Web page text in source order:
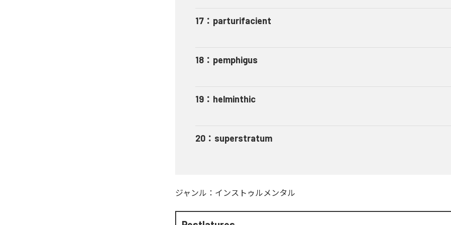
17 ： parturifacient
18 ： pemphigus
19 ： helminthic
20 ： superstratum
ジャンル： インストゥルメンタル